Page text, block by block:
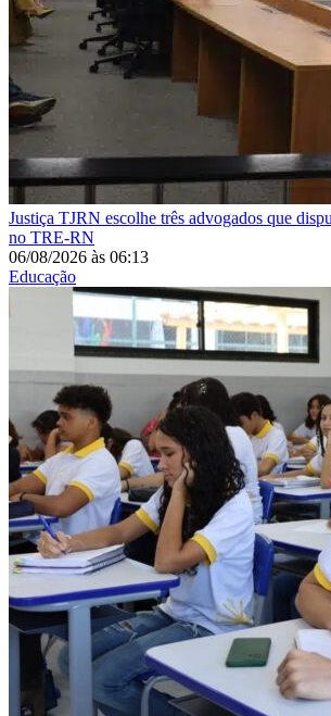
Justiça TJRN escolhe três advogados que
no TRE-RN
06/08/2026 às 06:13
Educação